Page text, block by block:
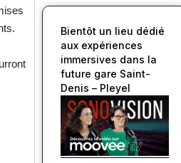
Bientôt un lieu dédié
aux expériences
immersives dans la
future gare Saint-
Denis – Pleyel